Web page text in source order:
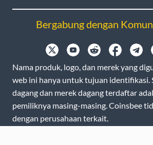
Bergabung dengan
Nama produk, logo, dan merek yang
web ini hanya untuk tujuan identifikasi.
dagang dan merek dagang terdaftar
pemiliknya masing-masing. Coinsbee
dengan perusahaan terkait.